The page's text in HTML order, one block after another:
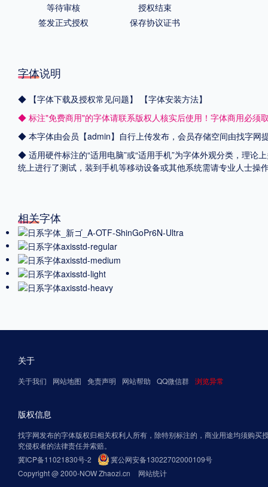
等待审核
签发正式授权
授权结束
保存协议证书
字体说明
◆ 【字体下载及授权常见问题】
【字体安装方法】
◆ 标注"免费商用"的字体请联系版权人核实后使用！字体商用必须
◆ 本字体由会员【admin】自行上传发布，会员存储空间由找字网
◆ 适用硬件标注的“适用电脑”或“适用手机”为字体外观分类，理论
统上进行了测试，装到手机等移动设备或其他系统需请专业人士
相关字体
关于
关于我们 网站地图 免责声明 网站帮助 QQ微信群 浏览异常
版权信息
找字网发布的字体版权归相关权利人所有，除特别标注的，商业用途均须购买
究侵权者的法律责任并索赔。
冀ICP备11021830号-2
冀公网安备13022702000109号
Copyright @ 2000-NOW Zhaozi.cn
网站统计